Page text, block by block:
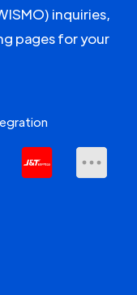
inquiries,
pages for your